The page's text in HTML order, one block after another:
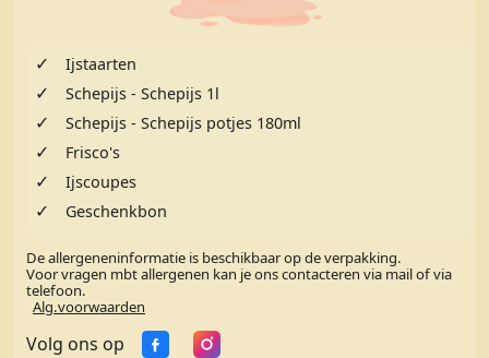
✓ Ijstaarten
✓ Schepijs - Schepijs 1l
✓ Schepijs - Schepijs potjes 180ml
✓ Frisco's
✓ Ijscoupes
✓ Geschenkbon
De allergeneninformatie is beschikbaar op de verpakking.
Voor vragen mbt allergenen kan je ons contacteren via mail of via
telefoon.
Alg.voorwaarden
Volg ons op